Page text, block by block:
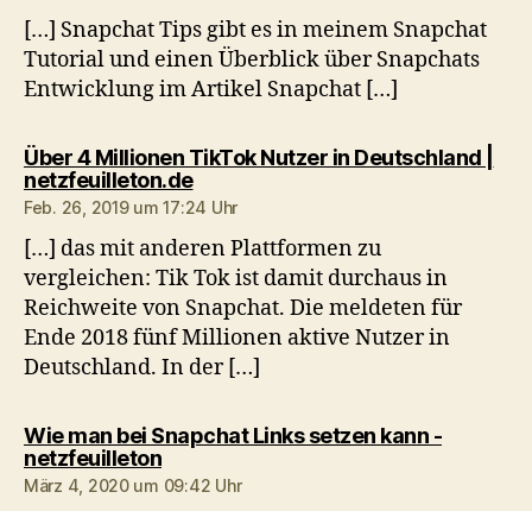
[…] Snapchat Tips gibt es in meinem Snapchat
Tutorial und einen Überblick über Snapchats
Entwicklung im Artikel Snapchat […]
Über 4 Millionen TikTok Nutzer in Deutschland |
netzfeuilleton.desagt:
Feb. 26, 2019 um 17:24 Uhr
[…] das mit anderen Plattformen zu
vergleichen: Tik Tok ist damit durchaus in
Reichweite von Snapchat. Die meldeten für
Ende 2018 fünf Millionen aktive Nutzer in
Deutschland. In der […]
Wie man bei Snapchat Links setzen kann -
netzfeuilletonsagt:
März 4, 2020 um 09:42 Uhr